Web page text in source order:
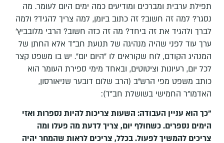
תפילת ערבית ומברכים ומודיעים כמה ימים היום לעומר. מה
נסגר? למה זה חשוב? זה כתוב ביומן, למה צריך להגיד? ולמה
לברך ולהגיד את זה ביחד? מה זה כזה חשוב? הרבי מלובביץ'
ערך עוד לפני שהיה מנהיגה של תנועת חב"ד אלא החתן של
המנהיג הקודם, לוח שקוראים לו "היום יום". יש בו משפט קצר
לכל יום, רעיונות וציטוטים, ובאחד מימי ספירת העומר הוא
כותב משפט מפי הרש"ב (הרב שלום דובער שניאורסון,
האדמו"ר החמישי בשושלת חב"ד):
"כך הוא עניין העבודה: השעות צריכות להיות נספרות ואזי
הימים נספרים. כשחולף יום, צריך לדעת מה פעלו ומה
צריכים להמשיך לפעול. בכלל, צריכים לראות שהמחר יהיה